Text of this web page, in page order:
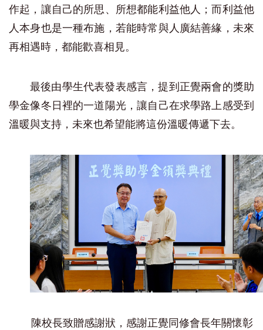
作起，讓自己的所思、所想都能利益他人；而利益他
人本身也是一種布施，若能時常與人廣結善緣，未來
再相遇時，都能歡喜相見。
最後由學生代表發表感言，提到正覺兩會的獎助
學金像冬日裡的一道陽光，讓自己在求學路上感受到
溫暖與支持，未來也希望能將這份溫暖傳遞下去。
陳校長致贈感謝狀，感謝正覺同修會長年關懷彰